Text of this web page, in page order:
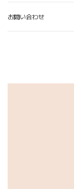
お問い合わせ